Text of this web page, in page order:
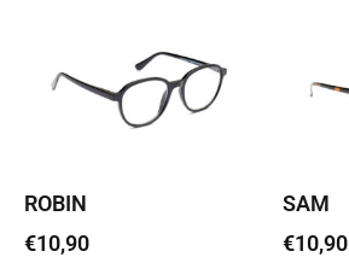
ROBIN
€10,90
SAM
€10,90